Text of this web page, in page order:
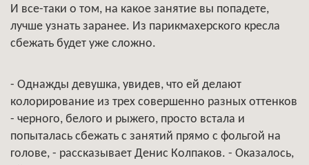
И все-таки о том, на какое занятие вы попадете,
лучше узнать заранее. Из парикмахерского кресла
сбежать будет уже сложно.
- Однажды девушка, увидев, что ей делают
колорирование из трех совершенно разных оттенков
- черного, белого и рыжего, просто встала и
попыталась сбежать с занятий прямо с фольгой на
голове, - рассказывает Денис Колпаков. - Оказалось,